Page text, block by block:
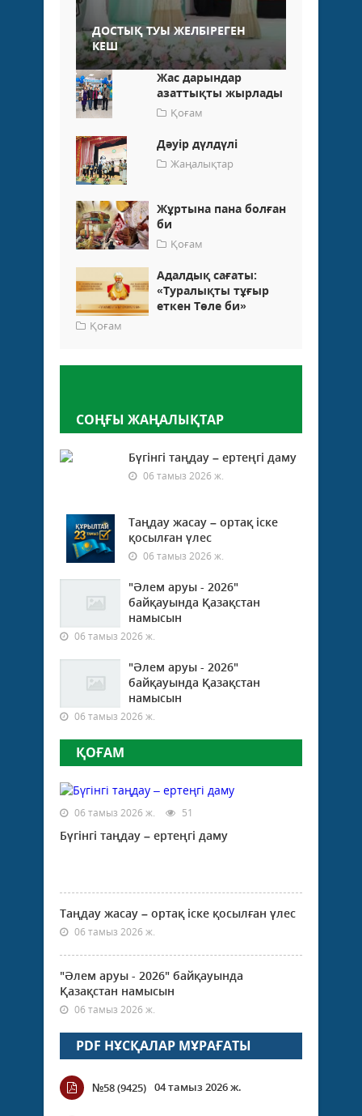
ДОСТЫҚ ТУЫ ЖЕЛБІРЕГЕН
КЕШ
Жас дарындар
азаттықты жырлады
Қоғам
Дәуір дүлдүлі
Жаңалықтар
Жұртына пана болған
би
Қоғам
Адалдық сағаты:
«Туралықты тұғыр
еткен Төле би»
Қоғам
СОҢҒЫ ЖАҢАЛЫҚТАР
Бүгінгі таңдау – ертеңгі даму
06 тамыз 2026 ж.
Таңдау жасау – ортақ іске
қосылған үлес
06 тамыз 2026 ж.
"Әлем аруы - 2026"
байқауында Қазақстан
намысын
06 тамыз 2026 ж.
"Әлем аруы - 2026"
байқауында Қазақстан
намысын
06 тамыз 2026 ж.
ҚОҒАМ
06 тамыз 2026 ж. 51
Бүгінгі таңдау – ертеңгі даму
Таңдау жасау – ортақ іске қосылған үлес
06 тамыз 2026 ж.
"Әлем аруы - 2026" байқауында
Қазақстан намысын
06 тамыз 2026 ж.
PDF НҰСҚАЛАР МҰРАҒАТЫ
№58 (9425) 04 тамыз 2026 ж.